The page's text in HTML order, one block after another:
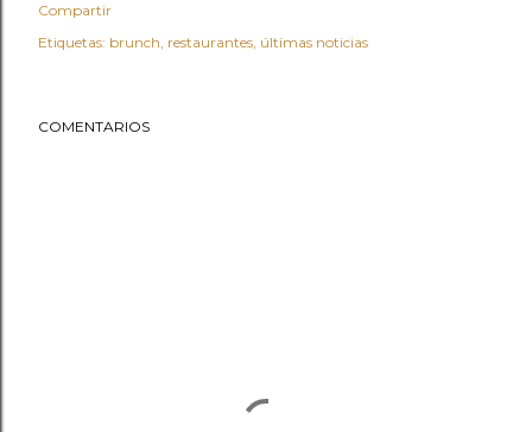
Compartir
Etiquetas: brunch restaurantes últimas noticias
COMENTARIOS